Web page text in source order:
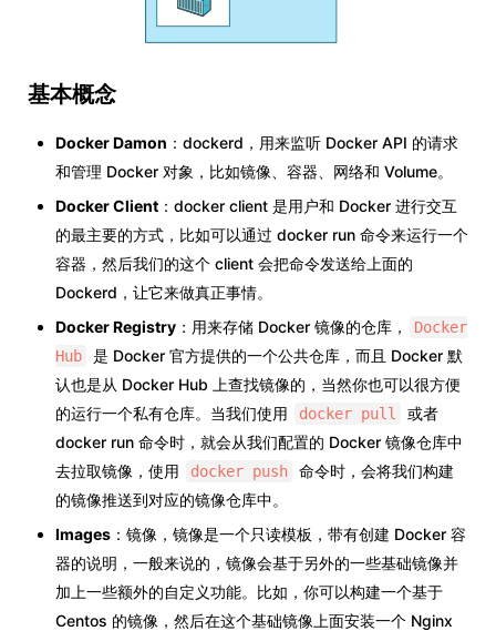
基本概念
Docker Damon ：dockerd，用来监听 Docker API 的请求
和管理 Docker 对象，比如镜像、容器、网络和 Volume。
Docker Client ：docker client 是用户和 Docker 进行交互
的最主要的方式，比如可以通过 docker run 命令来运行一个
容器，然后我们的这个 client 会把命令发送给上面的
Dockerd，让它来做真正事情。
Docker Registry ：用来存储 Docker 镜像的仓库，
Docker
Hub
是 Docker 官方提供的一个公共仓库，而且 Docker 默
认也是从 Docker Hub 上查找镜像的，当然你也可以很方便
的运行一个私有仓库。当我们使用
docker pull
或者
docker run 命令时，就会从我们配置的 Docker 镜像仓库中
去拉取镜像，使用
docker push
命令时，会将我们构建
的镜像推送到对应的镜像仓库中。
Images ：镜像，镜像是一个只读模板，带有创建 Docker 容
器的说明，一般来说的，镜像会基于另外的一些基础镜像并
加上一些额外的自定义功能。比如，你可以构建一个基于
Centos 的镜像，然后在这个基础镜像上面安装一个 Nginx